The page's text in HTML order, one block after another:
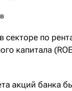
по
капитала
акций